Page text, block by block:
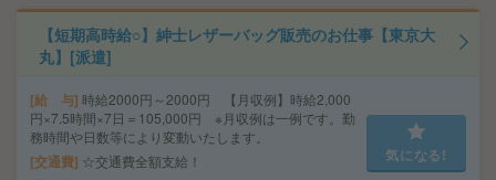
【短期高時給○】紳士レザーバッグ販売のお仕事【東京大
丸】[派遣]
給 与 時給2000円～2000円 【月収例】時給2,000
円×7.5時間×7日＝105,000円 ※月収例は一例です。勤
務時間や日数等により変動いたします。
交通費 ☆交通費全額支給！ 気になる!